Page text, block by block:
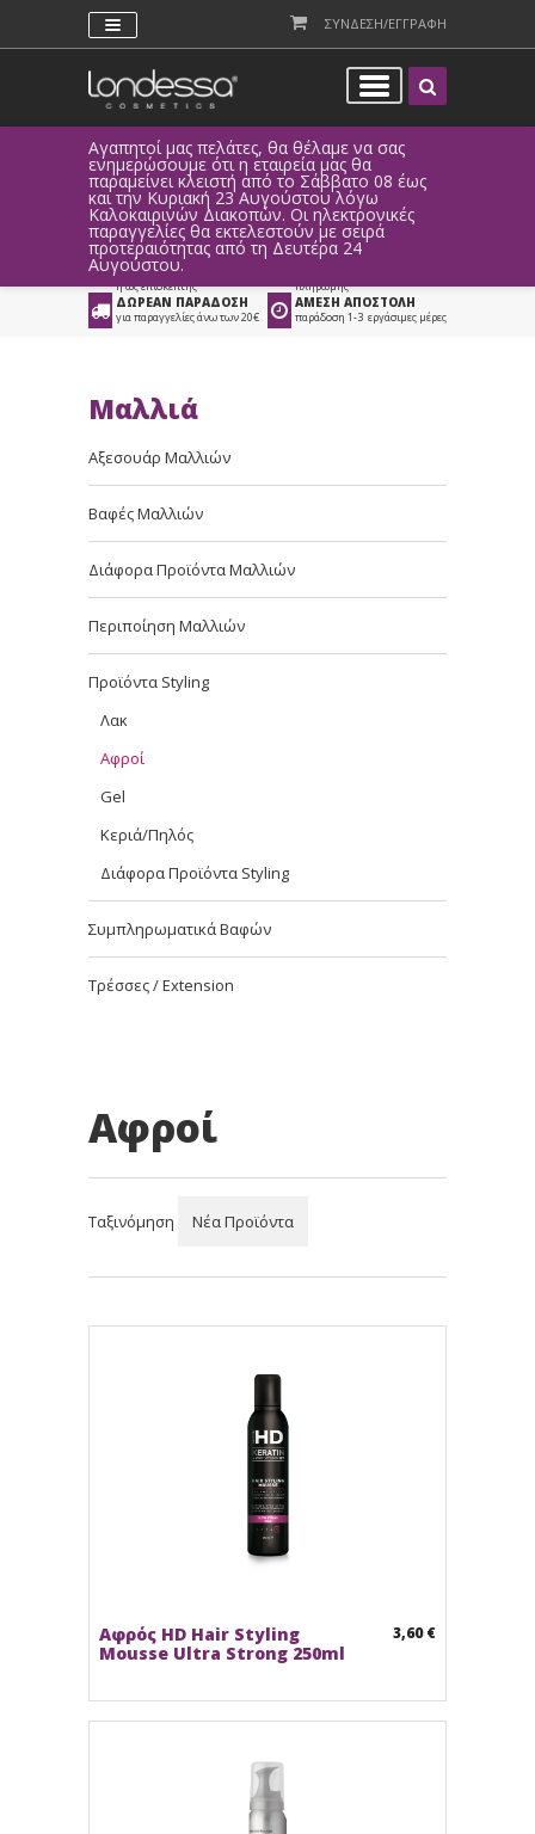
ΣΥΝΔΕΣΗ/ΕΓΓΡΑΦΗ
Αγαπητοί μας πελάτες, θα θέλαμε να σας
ενημερώσουμε ότι η εταιρεία μας θα
παραμείνει κλειστή από το Σάββατο 08 έως
και την Κυριακή 23 Αυγούστου λόγω
Καλοκαιρινών Διακοπών. Οι ηλεκτρονικές
παραγγελίες θα εκτελεστούν με σειρά
προτεραιότητας από τη Δευτέρα 24
Αυγούστου.
Προϊόντα > Μαλλιά
>
Προϊόντα Styling
> Αφροί
ΑΜΕΣΗ ΣΥΝΔΕΣΗ
Facebook, Gmail
ή ως επισκέπτης
ΕΥΚΟΛΕΣ ΑΓΟΡΕΣ
πληρωμής
ΔΩΡΕΑΝ ΠΑΡΑΔΟΣΗ
για παραγγελίες άνω των 20€
ΑΜΕΣΗ ΑΠΟΣΤΟΛΗ
παράδοση 1-3 εργάσιμες μέρες
Μαλλιά
Αξεσουάρ Μαλλιών
Βαφές Μαλλιών
Διάφορα Προϊόντα Μαλλιών
Περιποίηση Μαλλιών
Προϊόντα Styling
Λακ
Αφροί
Gel
Κεριά/Πηλός
Διάφορα Προϊόντα Styling
Συμπληρωματικά Βαφών
Τρέσσες / Extension
Αφροί
Ταξινόμηση Νέα Προϊόντα
Αφρός HD Hair Styling
Mousse Ultra Strong 250ml
3,60 €